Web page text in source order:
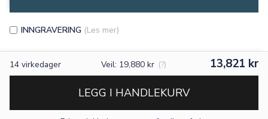
INNGRAVERING (Les mer)
14 virkedager Veil: 19,880 kr (?) 13,821 kr
LEGG I HANDLEKURV